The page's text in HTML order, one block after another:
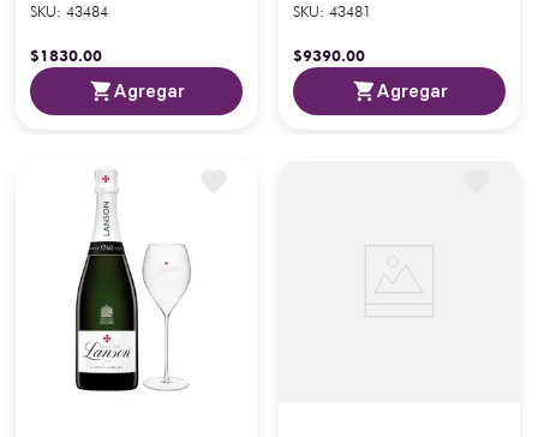
SKU: 43484
$1830.00
Agregar
SKU: 43481
$9390.00
Agregar